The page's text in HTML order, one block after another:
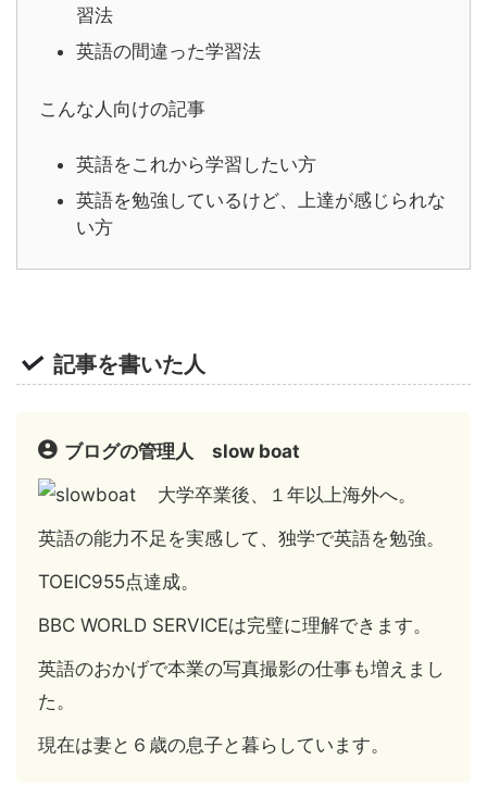
習法
英語の間違った学習法
こんな人向けの記事
英語をこれから学習したい方
英語を勉強しているけど、上達が感じられな
い方
記事を書いた人
ブログの管理人 slow boat
大学卒業後、１年以上海外へ。
英語の能力不足を実感して、独学で英語を勉強。
TOEIC955点達成。
BBC WORLD SERVICEは完璧に理解できます。
英語のおかげで本業の写真撮影の仕事も増えまし
た。
現在は妻と６歳の息子と暮らしています。